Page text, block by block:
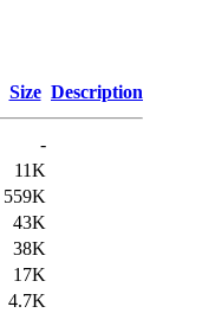
Size Description
-
11K
559K
43K
38K
17K
4.7K